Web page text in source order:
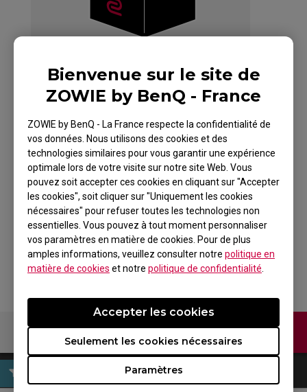
Bienvenue sur le site de
ZOWIE by BenQ - France
ZOWIE by BenQ - La France respecte la confidentialité de
vos données. Nous utilisons des cookies et des
technologies similaires pour vous garantir une expérience
optimale lors de votre visite sur notre site Web. Vous
pouvez soit accepter ces cookies en cliquant sur "Accepter
les cookies", soit cliquer sur "Uniquement les cookies
nécessaires" pour refuser toutes les technologies non
essentielles. Vous pouvez à tout moment personnaliser
vos paramètres en matière de cookies. Pour de plus
amples informations, veuillez consulter notre politique en
matière de cookies et notre politique de confidentialité
Paramètres
Seulement les cookies nécessaires
Accepter les cookies
ZOWIE Skatez-Type
AS Mouse Skatez /
Mouse Feet for
Esports
Contactez-nous